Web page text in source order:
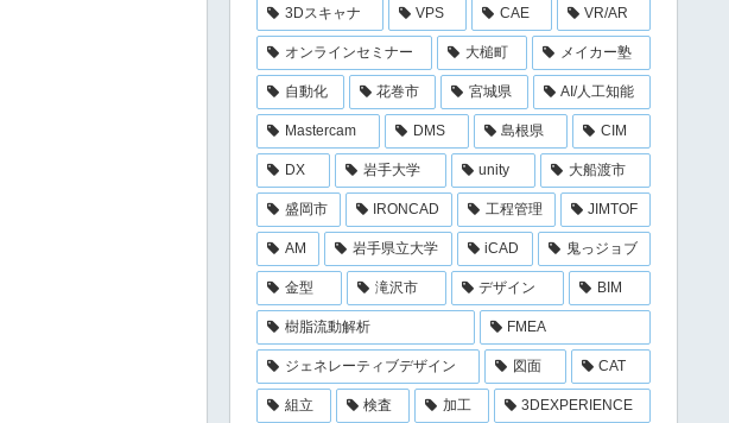
3Dスキャナ VPS CAE VR/AR
オンラインセミナー 大槌町 メイカー塾
自動化 花巻市 宮城県 AI/人工知能
Mastercam DMS 島根県 CIM
DX 岩手大学 unity 大船渡市
盛岡市 IRONCAD 工程管理 JIMTOF
AM 岩手県立大学 iCAD 鬼っジョブ
金型 滝沢市 デザイン BIM
樹脂流動解析 FMEA
ジェネレーティブデザイン 図面 CAT
組立 検査 加工 3DEXPERIENCE